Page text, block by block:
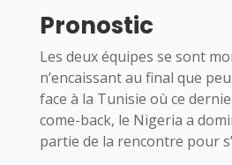
Pronostic
Les deux équipes se sont
n’encaissant au final que
face à la Tunisie où ce
come-back, le Nigeria a
partie de la rencontre pour